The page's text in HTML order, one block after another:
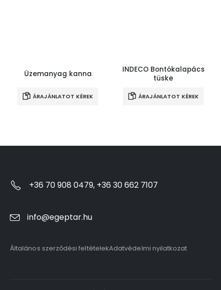
Üzemanyag kanna
ÁRAJÁNLATOT KÉREK
INDECO Bontókalapács
tüske
ÁRAJÁNLATOT KÉREK
+36 70 908 0479, +36 30 662 7107
info@egeptar.hu
Általános szerződési feltételekAdatvédelmi nyilatkozat